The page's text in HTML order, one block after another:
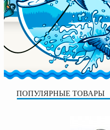
ПОПУЛЯРНЫЕ ТОВАРЫ